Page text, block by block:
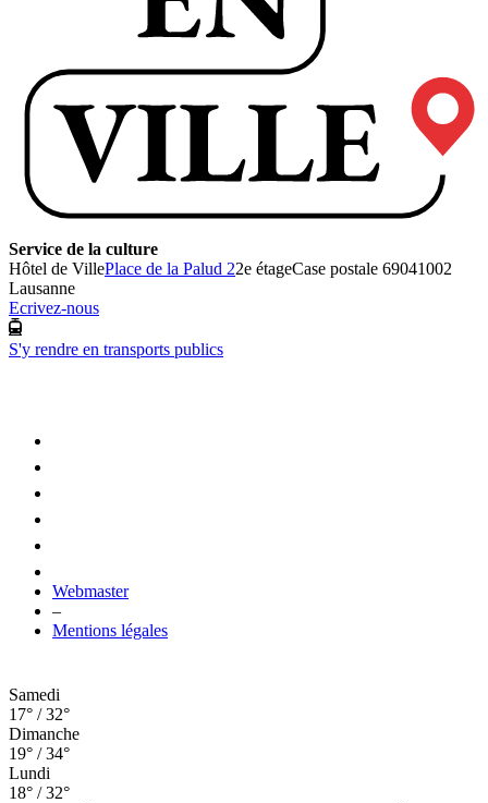
Service de la culture
Hôtel de VillePlace de la Palud 22e étageCase postale 69041002
Lausanne
Ecrivez-nous
S'y rendre en transports publics
Webmaster
–
Mentions légales
Samedi
17° / 32°
Dimanche
19° / 34°
Lundi
18° / 32°